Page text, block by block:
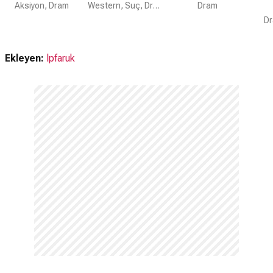
Aksiyon, Dram Western, Suç, Dram Dram
Ekleyen: lpfaruk